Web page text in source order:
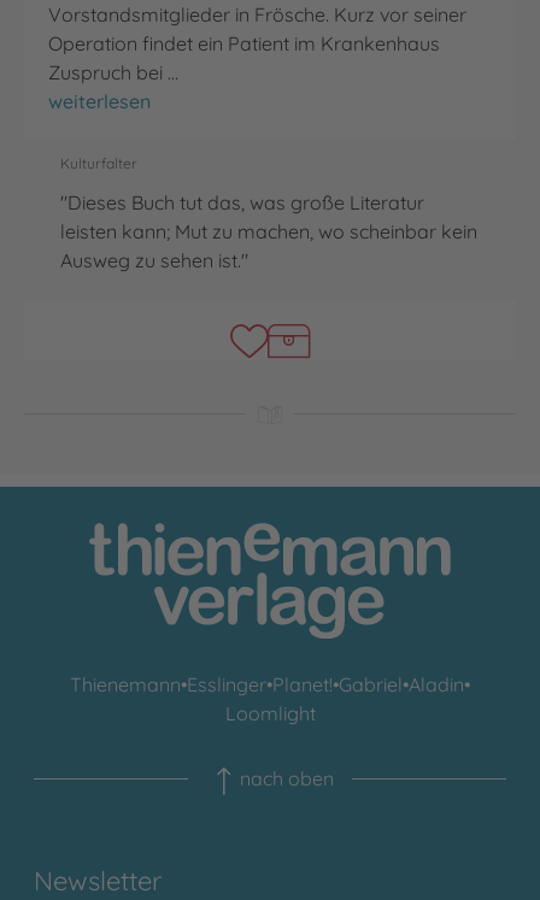
Vorstandsmitglieder in Frösche. Kurz vor seiner
Operation findet ein Patient im Krankenhaus
Zuspruch bei …
Reise ins Innere der Stadt
weiterlesen
Kulturfalter
"Dieses Buch tut das, was große Literatur
leisten kann; Mut zu machen, wo scheinbar kein
Ausweg zu sehen ist."
Thienemann•Esslinger•Planet!•Gabriel•Aladin•
Loomlight
nach oben
Newsletter